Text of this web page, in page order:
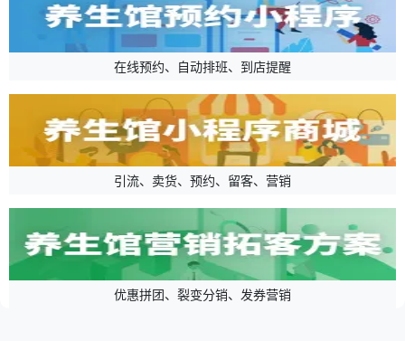
在线预约、自动排班、到店提醒
引流、卖货、预约、留客、营销
优惠拼团、裂变分销、发券营销